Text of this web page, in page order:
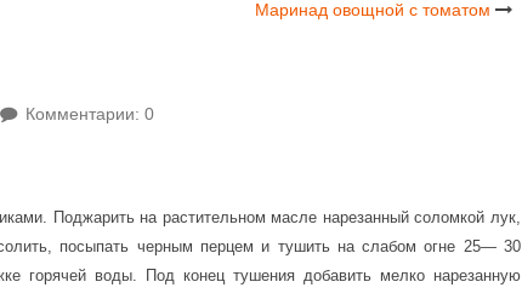
Маринад овощной с томатом
Комментарии: 0
Поджарить на растительном масле нарезанный соломкой лук,
посыпать черным перцем и тушить на слабом огне 25— 30
горячей воды. Под конец тушения добавить мелко нарезанную